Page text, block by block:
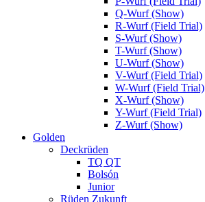
Q-Wurf (Show)
R-Wurf (Field Trial)
S-Wurf (Show)
T-Wurf (Show)
U-Wurf (Show)
V-Wurf (Field Trial)
W-Wurf (Field Trial)
X-Wurf (Show)
Y-Wurf (Field Trial)
Z-Wurf (Show)
Golden
Deckrüden
TQ QT
Bolsón
Junior
Rüden Zukunft